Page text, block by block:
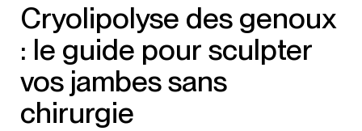
Cryolipolyse des genoux
: le guide pour sculpter
vos jambes sans
chirurgie